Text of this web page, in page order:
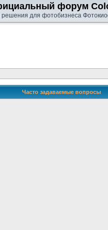
форум
для фотобизнеса
Часто задаваемые вопросы